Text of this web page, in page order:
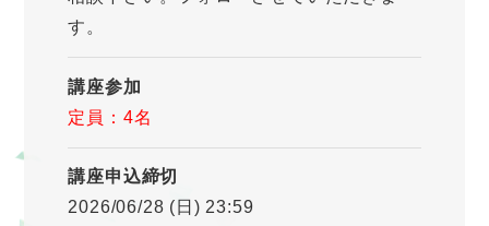
す。
講座参加
定員：4名
講座申込締切
2026/06/28 (日) 23:59